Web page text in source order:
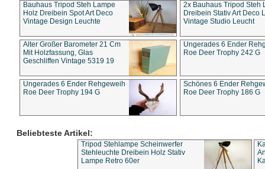
Bauhaus Tripod Steh Lampe
Holz Dreibein Spot Art Deco
Vintage Design Leuchte
2x Bauhaus Tripod Steh
Dreibein Stativ Art Deco
Vintage Studio Leucht
Alter Großer Barometer 21 Cm
Mit Holzfassung, Glas
Geschliffen Vintage 5319 19
Ungerades 6 Ender
Roe Deer Trophy 242 G
Ungerades 6 Ender Rehgeweih
Roe Deer Trophy 194 G
Schönes 6 Ender
Roe Deer Trophy 186 G
Beliebteste Artikel:
Tripod Stehlampe Scheinwerfer
Stehleuchte Dreibein Holz Stativ
Lampe Retro 60er